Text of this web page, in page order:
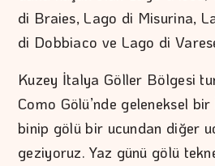
di Braies, Lago di Misurina,
di Dobbiaco ve Lago di
Kuzey İtalya Göller Bölgesi
Como Gölü’nde geleneksel
binip gölü bir ucundan diğer
geziyoruz. Yaz günü gölü